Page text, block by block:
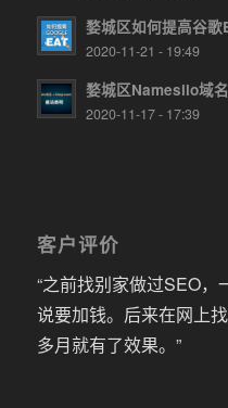
婺城区如何提高谷歌
2020-11-21 - 19:49
婺城区Namesilo域
2020-11-17 - 17:39
客户评价
“之前找别家做过SEO
说要加钱。后来在网上
多月就有了效果。”